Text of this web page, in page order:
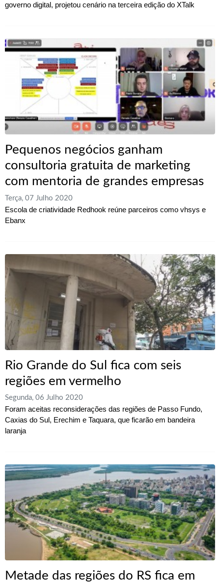
governo digital, projetou cenário na terceira edição do XTalk
Pequenos negócios ganham
consultoria gratuita de marketing
com mentoria de grandes empresas
Terça, 07 Julho 2020
Escola de criatividade Redhook reúne parceiros como vhsys e
Ebanx
Rio Grande do Sul fica com seis
regiões em vermelho
Segunda, 06 Julho 2020
Foram aceitas reconsiderações das regiões de Passo Fundo,
Caxias do Sul, Erechim e Taquara, que ficarão em bandeira
laranja
Metade das regiões do RS fica em